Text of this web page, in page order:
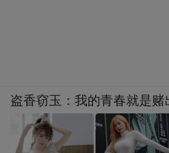
盗香窃玉：我的青春就是赌